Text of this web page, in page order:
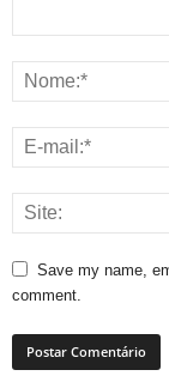
Save my name,
comment.